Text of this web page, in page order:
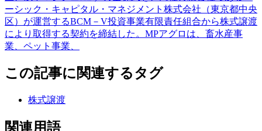
ーシック・キャピタル・マネジメント株式会社（東京都中央
区）が運営するBCM－V投資事業有限責任組合から株式譲渡
により取得する契約を締結した。MPアグロは、畜水産事
業、ペット事業、
この記事に関連するタグ
株式譲渡
関連用語